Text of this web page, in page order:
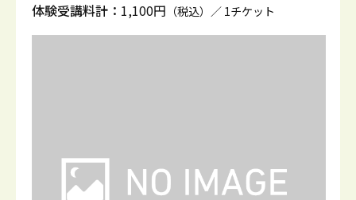
体験受講料計： 1,100円 （税込）／ 1チケット